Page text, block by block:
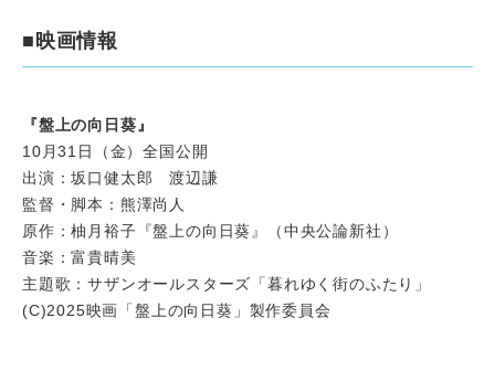
■映画情報
『盤上の向日葵』
10月31日（金）全国公開
出演：坂口健太郎 渡辺謙
監督・脚本：熊澤尚人
原作：柚月裕子『盤上の向日葵』（中央公論新社）
音楽：富貴晴美
主題歌：サザンオールスターズ「暮れゆく街のふたり」
(C)2025映画「盤上の向日葵」製作委員会